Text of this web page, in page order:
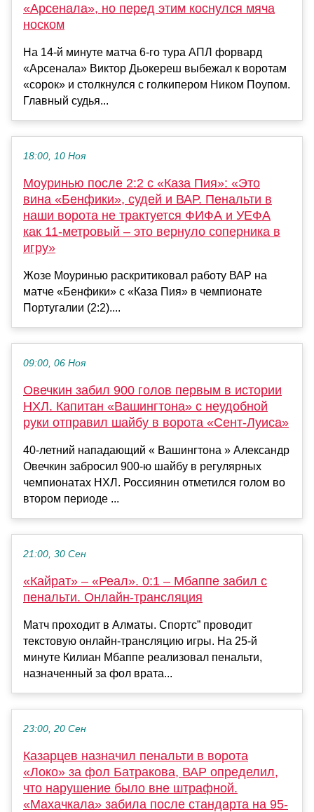
«Арсенала», но перед этим коснулся мяча
носком
На 14-й минуте матча 6-го тура АПЛ форвард
«Арсенала» Виктор Дьокереш выбежал к воротам
«сорок» и столкнулся с голкипером Ником Поупом.
Главный судья...
18:00, 10 Ноя
Моуринью после 2:2 с «Каза Пия»: «Это
вина «Бенфики», судей и ВАР. Пенальти в
наши ворота не трактуется ФИФА и УЕФА
как 11-метровый – это вернуло соперника в
игру»
Жозе Моуринью раскритиковал работу ВАР на
матче «Бенфики» с «Каза Пия» в чемпионате
Португалии (2:2)....
09:00, 06 Ноя
Овечкин забил 900 голов первым в истории
НХЛ. Капитан «Вашингтона» с неудобной
руки отправил шайбу в ворота «Сент-Луиса»
40-летний нападающий « Вашингтона » Александр
Овечкин забросил 900-ю шайбу в регулярных
чемпионатах НХЛ. Россиянин отметился голом во
втором периоде ...
21:00, 30 Сен
«Кайрат» – «Реал». 0:1 – Мбаппе забил с
пенальти. Онлайн-трансляция
Матч проходит в Алматы. Спортс” проводит
текстовую онлайн-трансляцию игры. На 25-й
минуте Килиан Мбаппе реализовал пенальти,
назначенный за фол врата...
23:00, 20 Сен
Казарцев назначил пенальти в ворота
«Локо» за фол Батракова, ВАР определил,
что нарушение было вне штрафной.
«Махачкала» забила после стандарта на 95-